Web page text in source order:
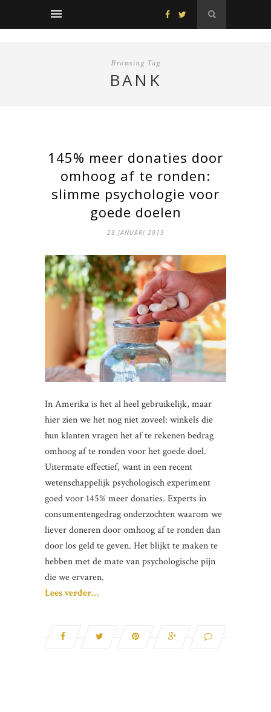
Browsing Tag
BANK
145% meer donaties door
omhoog af te ronden:
slimme psychologie voor
goede doelen
28 JANUARI 2019
In Amerika is het al heel gebruikelijk, maar
hier zien we het nog niet zoveel: winkels die
hun klanten vragen het af te rekenen bedrag
omhoog af te ronden voor het goede doel.
Uitermate effectief, want in een recent
wetenschappelijk psychologisch experiment
goed voor 145% meer donaties. Experts in
consumentengedrag onderzochten waarom we
liever doneren door omhoog af te ronden dan
door los geld te geven. Het blijkt te maken te
hebben met de mate van psychologische pijn
die we ervaren.
Lees verder…